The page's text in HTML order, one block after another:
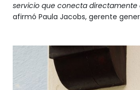
servicio que conecta directamente
afirmó Paula Jacobs, gerente